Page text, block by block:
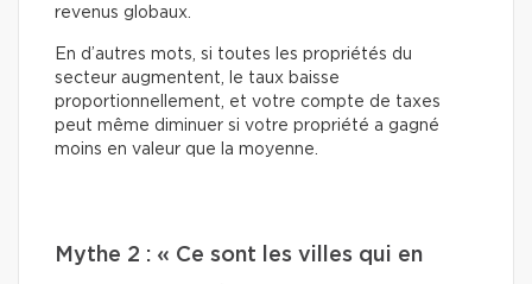
revenus globaux.
En d’autres mots, si toutes les propriétés du
secteur augmentent, le taux baisse
proportionnellement, et votre compte de taxes
peut même diminuer si votre propriété a gagné
moins en valeur que la moyenne.
Mythe 2 : « Ce sont les villes qui en